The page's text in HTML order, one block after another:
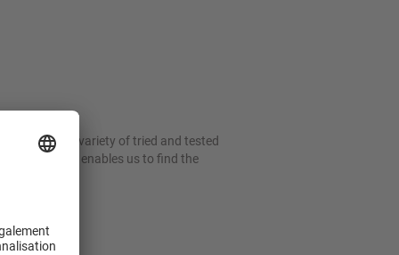
customers a variety of tried and tested
This enables us to find the